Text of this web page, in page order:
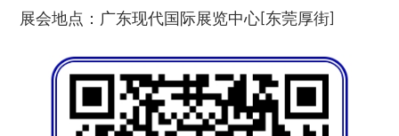
展会地点：广东现代国际展览中心[东莞厚街]